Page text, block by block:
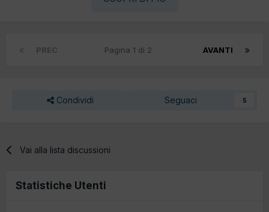
PREC AVANTI
Pagina 1 di 2
Condividi Seguaci 5
Vai alla lista discussioni
Statistiche Utenti